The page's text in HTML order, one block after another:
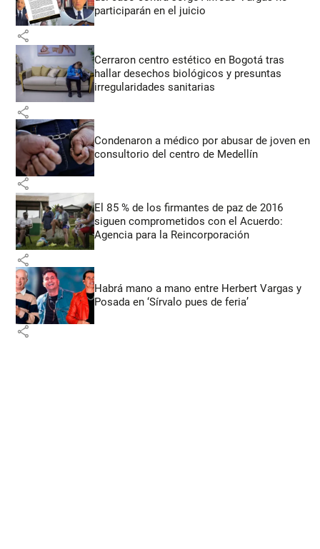
participarán en el juicio
share
Cerraron centro estético en Bogotá tras
hallar desechos biológicos y presuntas
irregularidades sanitarias
share
Condenaron a médico por abusar de joven en
consultorio del centro de Medellín
share
El 85 % de los firmantes de paz de 2016
siguen comprometidos con el Acuerdo:
Agencia para la Reincorporación
share
Habrá mano a mano entre Herbert Vargas y
Posada en ‘Sírvalo pues de feria’
share